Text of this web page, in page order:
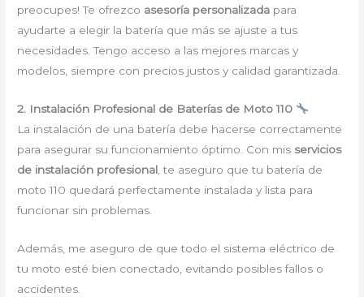
preocupes! Te ofrezco asesoría personalizada para
ayudarte a elegir la batería que más se ajuste a tus
necesidades. Tengo acceso a las mejores marcas y
modelos, siempre con precios justos y calidad garantizada.
2. Instalación Profesional de Baterías de Moto 110
La instalación de una batería debe hacerse correctamente
para asegurar su funcionamiento óptimo. Con mis servicios
de instalación profesional , te aseguro que tu batería de
moto 110 quedará perfectamente instalada y lista para
funcionar sin problemas.
Además, me aseguro de que todo el sistema eléctrico de
tu moto esté bien conectado, evitando posibles fallos o
accidentes.